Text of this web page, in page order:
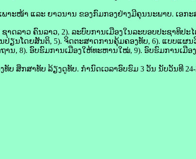
ພາະໜ້າ ແລະ ຍາວນານ ຂອງກົມກອງຢ່າງມີຄຸນນະພາບ. ເອກ
ຊາດລາວ ຄົນລາວ, 2). ລະບົບການເມືອງໃນລະບອບປະຊາທິປ
ປ່ຽນໂດຍສັນຕິ, 5). ຈິດຕະສາດການຄຸ້ມຄອງທັບ, 6). ແບບແຜນ
ານ, 8). ອົບຮົມການເມືອງໃຫ້ທະຫານໃໝ່, 9). ອົບຮົມການເມື
ທັບ ສຶກສາທັບ ລ້ຽງດູທັບ. ກໍານົດເວລາອົບຮົມ 3 ວັນ ນັບວັນທີ 24-